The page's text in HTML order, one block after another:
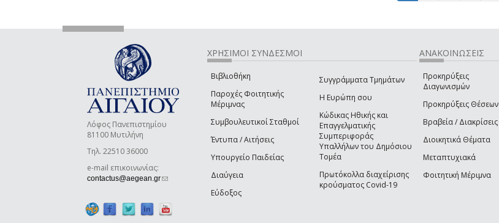
Λόφος Πανεπιστημίου
81100 Μυτιλήνη
Τηλ. 22510 36000
e-mail επικοινωνίας:
contactus@aegean.gr(link sends e-mail)
ΧΡΗΣΙΜΟΙ ΣΥΝΔΕΣΜΟΙ
Βιβλιοθήκη
Παροχές Φοιτητικής
Μέριμνας
Συμβουλευτικοί Σταθμοί
Έντυπα / Αιτήσεις
Υπουργείο Παιδείας
Διαύγεια
Εύδοξος
Συγγράμματα Τμημάτων
Η Ευρώπη σου
Κώδικας Ηθικής και
Επαγγελματικής
Συμπεριφοράς
Υπαλλήλων του Δημόσιου
Τομέα
Πρωτόκολλα διαχείρισης
κρούσματος Covid-19
ΑΝΑΚΟΙΝΩΣΕΙΣ
Προκηρύξεις
Διαγωνισμών
Προκηρύξεις Θέσεων
Βραβεία / Διακρίσεις
Διοικητικά Θέματα
Μεταπτυχιακά
Φοιτητική Μέριμνα